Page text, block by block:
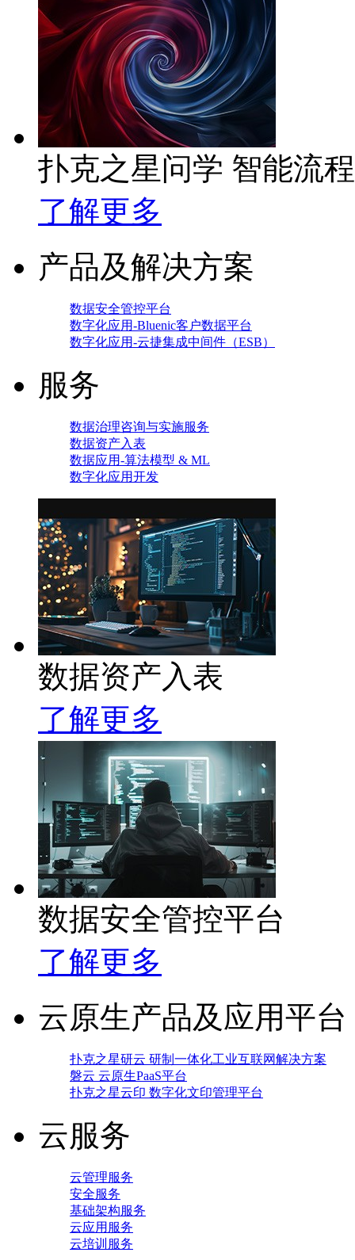
扑克之星问学 智能流
了解更多
产品及解决方案
数据安全管控平台
数字化应用-Bluenic客户数据平台
数字化应用-云捷集成中间件（ESB）
服务
数据治理咨询与实施服务
数据资产入表
数据应用-算法模型 & ML
数字化应用开发
数据资产入表
了解更多
数据安全管控平台
了解更多
云原生产品及应用平台
扑克之星研云 研制一体化工业互联网解决方案
磐云 云原生PaaS平台
扑克之星云印 数字化文印管理平台
云服务
云管理服务
安全服务
基础架构服务
云应用服务
云培训服务